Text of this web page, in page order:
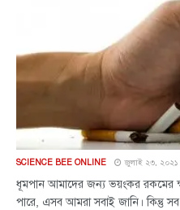
SCIENCE BEE ONLINE জুলাই ২৩, ২০২১
ধূমপান আমাদের জন্য ভয়ংকর রকমের
পারে, এসব আমরা সবাই জানি। কিন্তু